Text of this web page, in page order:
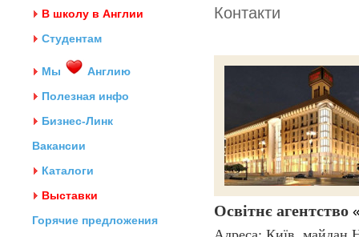
В школу в Англии
Студентам
Мы
Англию
Полезная инфо
Бизнес-Линк
Вакансии
Каталоги
Выставки
Горячие предложения
Контакти
Освітнє агентство